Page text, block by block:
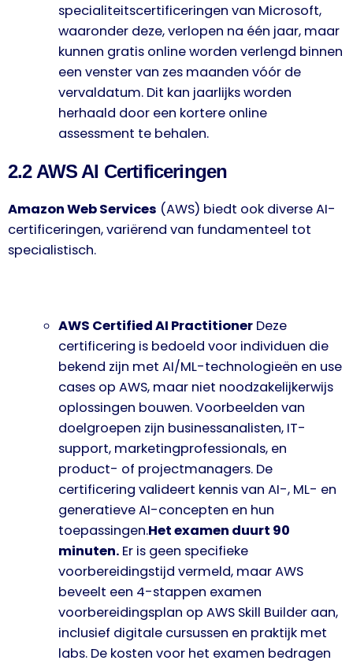
specialiteitscertificeringen van Microsoft,
waaronder deze, verlopen na één jaar, maar
kunnen gratis online worden verlengd binnen
een venster van zes maanden vóór de
vervaldatum. Dit kan jaarlijks worden
herhaald door een kortere online
assessment te behalen.
2.2 AWS AI Certificeringen
Amazon Web Services (AWS) biedt ook diverse AI-
certificeringen, variërend van fundamenteel tot
specialistisch.
AWS Certified AI Practitioner Deze
certificering is bedoeld voor individuen die
bekend zijn met AI/ML-technologieën en use
cases op AWS, maar niet noodzakelijkerwijs
oplossingen bouwen. Voorbeelden van
doelgroepen zijn businessanalisten, IT-
support, marketingprofessionals, en
product- of projectmanagers. De
certificering valideert kennis van AI-, ML- en
generatieve AI-concepten en hun
toepassingen.Het examen duurt 90
minuten. Er is geen specifieke
voorbereidingstijd vermeld, maar AWS
beveelt een 4-stappen examen
voorbereidingsplan op AWS Skill Builder aan,
inclusief digitale cursussen en praktijk met
labs. De kosten voor het examen bedragen